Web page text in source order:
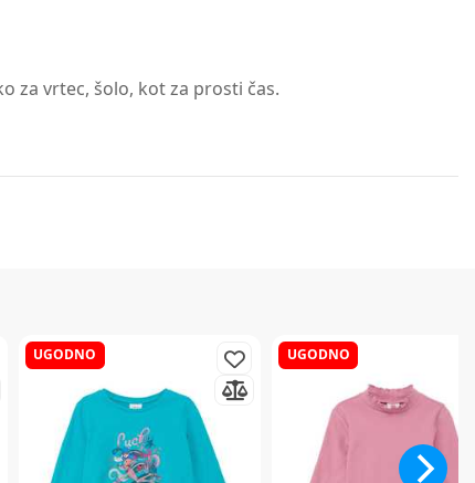
za vrtec, šolo, kot za prosti čas.
UGODNO UGODNO